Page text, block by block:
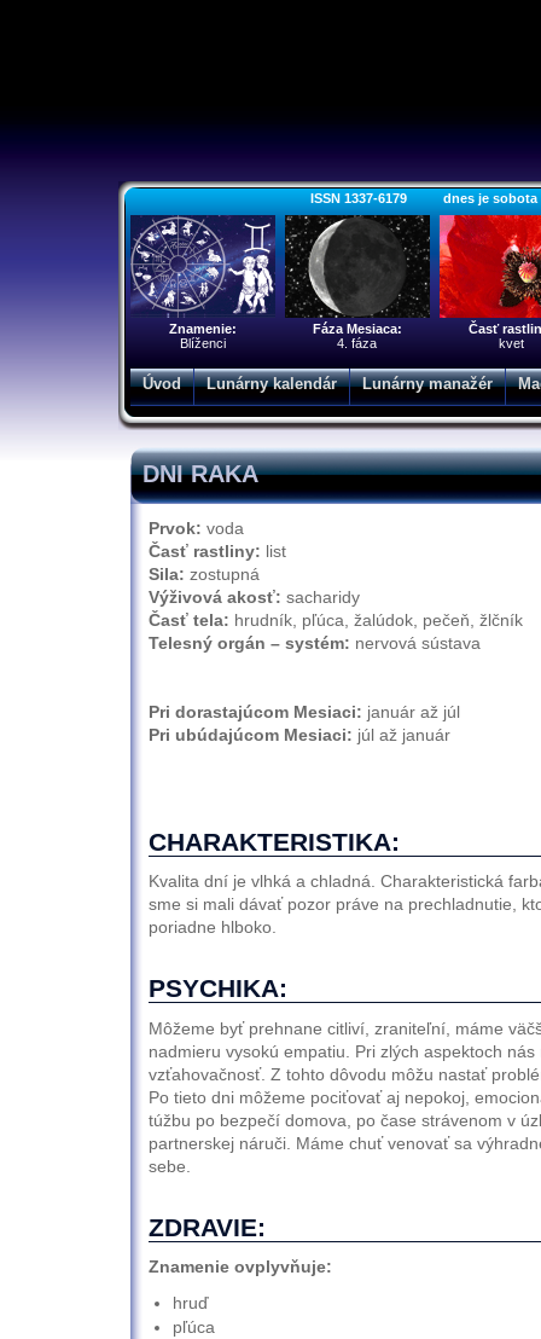
ISSN 1337-6179 dnes je sobota
Znamenie:
Blíženci
Fáza Mesiaca:
4. fáza
Časť
kvet
Úvod Lunárny kalendár Lunárny manažér
DNI RAKA
Prvok: voda
Časť rastliny: list
Sila: zostupná
Výživová akosť: sacharidy
Časť tela: hrudník, pľúca, žalúdok, pečeň, žlčník
Telesný orgán – systém: nervová sústava
Pri dorastajúcom Mesiaci: január až júl
Pri ubúdajúcom Mesiaci: júl až január
CHARAKTERISTIKA:
Kvalita dní je vlhká a chladná. Charakteristická
sme si mali dávať pozor práve na prechladnutie,
poriadne hlboko.
PSYCHIKA:
Môžeme byť prehnane citliví, zraniteľní, máme
nadmieru vysokú empatiu. Pri zlých aspektoch
vzťahovačnosť. Z tohto dôvodu môžu nastať
Po tieto dni môžeme pociťovať aj nepokoj,
túžbu po bezpečí domova, po čase strávenom v
partnerskej náruči. Máme chuť venovať sa
sebe.
ZDRAVIE:
Znamenie ovplyvňuje:
hruď
pľúca